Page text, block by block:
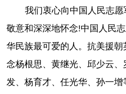
我们衷心向中国人民志
敬意和深深地怀念!中国人民
华民族最可爱的人。抗美援
念杨根思、黄继光、邱少云
发、杨育才、任光华、孙一